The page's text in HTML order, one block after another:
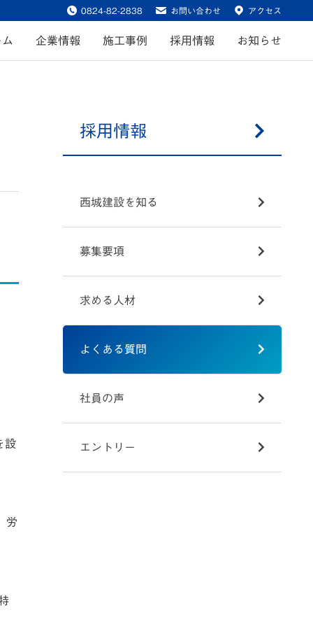
0824-82-2838 お問い合わせ アクセス
企業情報 施工事例 採用情報 お知らせ
設
労
採用情報
西城建設を知る
募集要項
求める人材
よくある質問
社員の声
エントリー